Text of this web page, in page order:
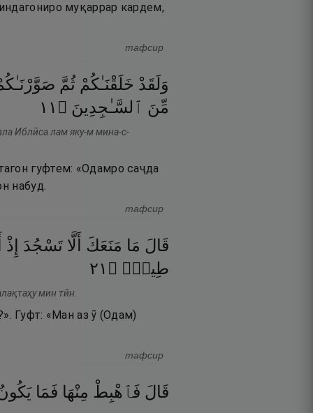
муқаррар кардем,
тафсир
وَلَقَدْ خَلَقْنَـٰكُمْ ثُمَّ
مِّنَ ٱلسَّـٰجِدِينَ ۝ ١١
Иблӣса лам яку-м мина-с-
гуфтем: «Одамро саҷда
набуд.
тафсир
قَالَ مَا مَنَعَكَ أَلَّا تَسْجُدَ إِذْ
طِينٍۢ ۝ ١٢
мин тӣн.
Гуфт: «Ман аз ӯ (Одам)
тафсир
قَالَ فَٱهْبِطْ مِنْهَا فَمَا